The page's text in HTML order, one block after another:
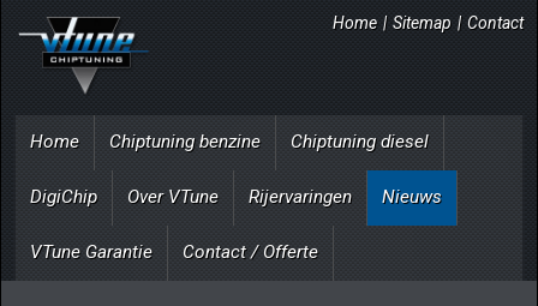
Home | Sitemap | Contact
Home Chiptuning benzine Chiptuning diesel
DigiChip Over VTune Rijervaringen Nieuws
VTune Garantie Contact / Offerte